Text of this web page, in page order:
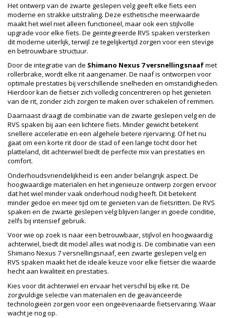
Het ontwerp van de zwarte geslepen velg geeft elke fiets een
moderne en strakke uitstraling. Deze esthetische meerwaarde
maakt het wiel niet alleen functioneel, maar ook een stijlvolle
upgrade voor elke fiets. De geïntegreerde RVS spaken versterken
dit moderne uiterlijk, terwijl ze tegelijkertijd zorgen voor een stevige
en betrouwbare structuur.
Door de integratie van de Shimano Nexus 7 versnellingsnaafmet
rollerbrake, wordt elke rit aangenamer. De naaf is ontworpen voor
optimale prestaties bij verschillende snelheden en omstandigheden.
Hierdoor kan de fietser zich volledig concentreren op het genieten
van de rit, zonder zich zorgen te maken over schakelen of remmen.
Daarnaast draagt de combinatie van de zwarte geslepen velg en de
RVS spaken bij aan een lichtere fiets. Minder gewicht betekent
snellere acceleratie en een algehele betere rijervaring. Of het nu
gaat om een korte rit door de stad of een lange tocht door het
platteland, dit achterwiel biedt de perfecte mix van prestaties en
comfort.
Onderhoudsvriendelijkheid is een ander belangrijk aspect. De
hoogwaardige materialen en het ingenieuze ontwerp zorgen ervoor
dat het wiel minder vaak onderhoud nodig heeft. Dit betekent
minder gedoe en meer tijd om te genieten van de fietsritten. De RVS
spaken en de zwarte geslepen velg blijven langer in goede conditie,
zelfs bij intensief gebruik.
Voor wie op zoek is naar een betrouwbaar, stijlvol en hoogwaardig
achterwiel, biedt dit model alles wat nodig is. De combinatie van een
Shimano Nexus 7 versnellingsnaaf, een zwarte geslepen velg en
RVS spaken maakt het de ideale keuze voor elke fietser die waarde
hecht aan kwaliteit en prestaties.
Kies voor dit achterwiel en ervaar het verschil bij elke rit. De
zorgvuldige selectie van materialen en de geavanceerde
technologieën zorgen voor een ongeëvenaarde fietservaring. Waar
wacht je nog op.